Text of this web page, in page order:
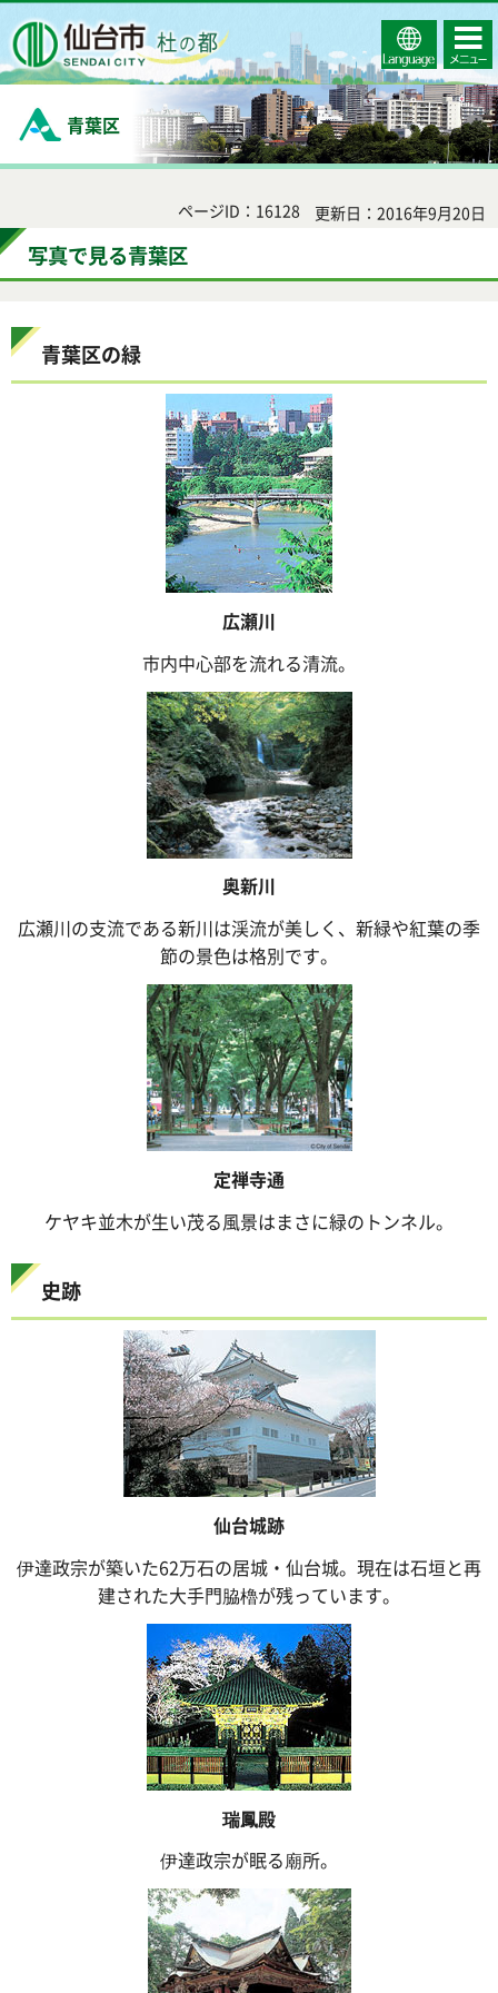
Select
Language
コンテ
ンツメ
ニュー
青葉区
ページID：16128 更新日：2016年9月20日
写真で見る青葉区
青葉区の緑
広瀬川
市内中心部を流れる清流。
奥新川
広瀬川の支流である新川は渓流が美しく、新緑や紅葉の季
節の景色は格別です。
定禅寺通
ケヤキ並木が生い茂る風景はまさに緑のトンネル。
史跡
仙台城跡
伊達政宗が築いた62万石の居城・仙台城。現在は石垣と再
建された大手門脇櫓が残っています。
瑞鳳殿
伊達政宗が眠る廟所。